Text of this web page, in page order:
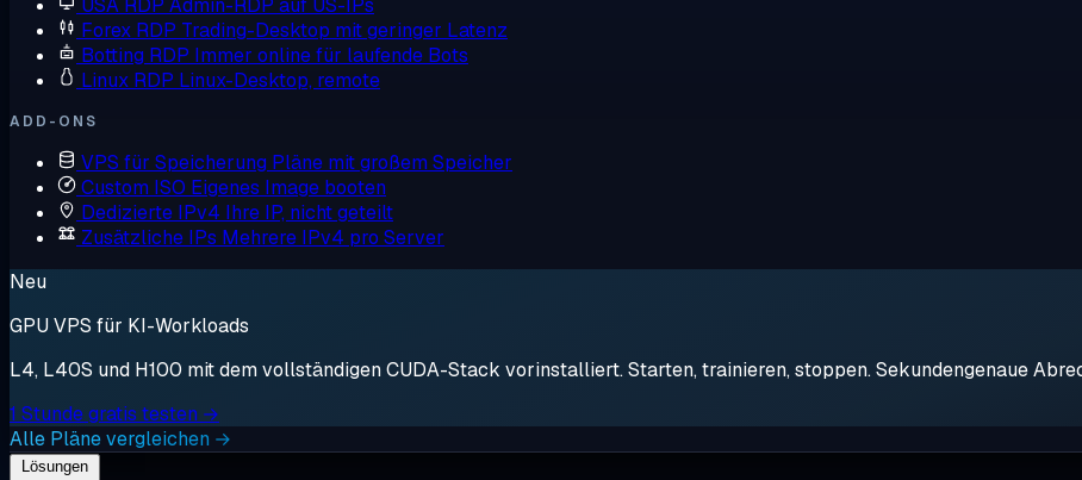
USA RDP Admin-RDP auf US-IPs
Forex RDP Trading-Desktop mit geringer Latenz
Botting RDP Immer online für laufende Bots
Linux RDP Linux-Desktop, remote
ADD-ONS
VPS für Speicherung Pläne mit großem Speicher
Custom ISO Eigenes Image booten
Dedizierte IPv4 Ihre IP, nicht geteilt
Zusätzliche IPs Mehrere IPv4 pro Server
Neu
GPU VPS für KI-Workloads
L4, L40S und H100 mit dem vollständigen CUDA-Stack vorinstalliert. Starten, trainieren, stoppen. Sekundengenaue
1 Stunde gratis testen →
Alle Pläne vergleichen →